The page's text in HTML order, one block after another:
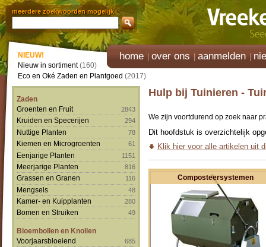
meerdere zoekwoorden mogelijk
home over ons aanmelden
NIEUW!
Nieuw in sortiment(160)
Eco en Oké Zaden en Plantgoed (2017)
Zaden
Groenten en Fruit
2843
Kruiden en Specerijen 294
Nuttige Planten 78
Kiemen en Microgroenten 61
Eenjarige Planten 1151
Meerjarige Planten 816
Grassen en Granen 116
Mengsels 48
Kamer- en Kuipplanten 280
Bomen en Struiken 49
Bloembollen en Knollen
Voorjaarsbloeiend
685
Hulp bij Tuinieren -
We zijn voortdurend op zoek naar
Dit hoofdstuk is overzichtelijk
Klik hier voor alle artikelen uit
Composteersystemen